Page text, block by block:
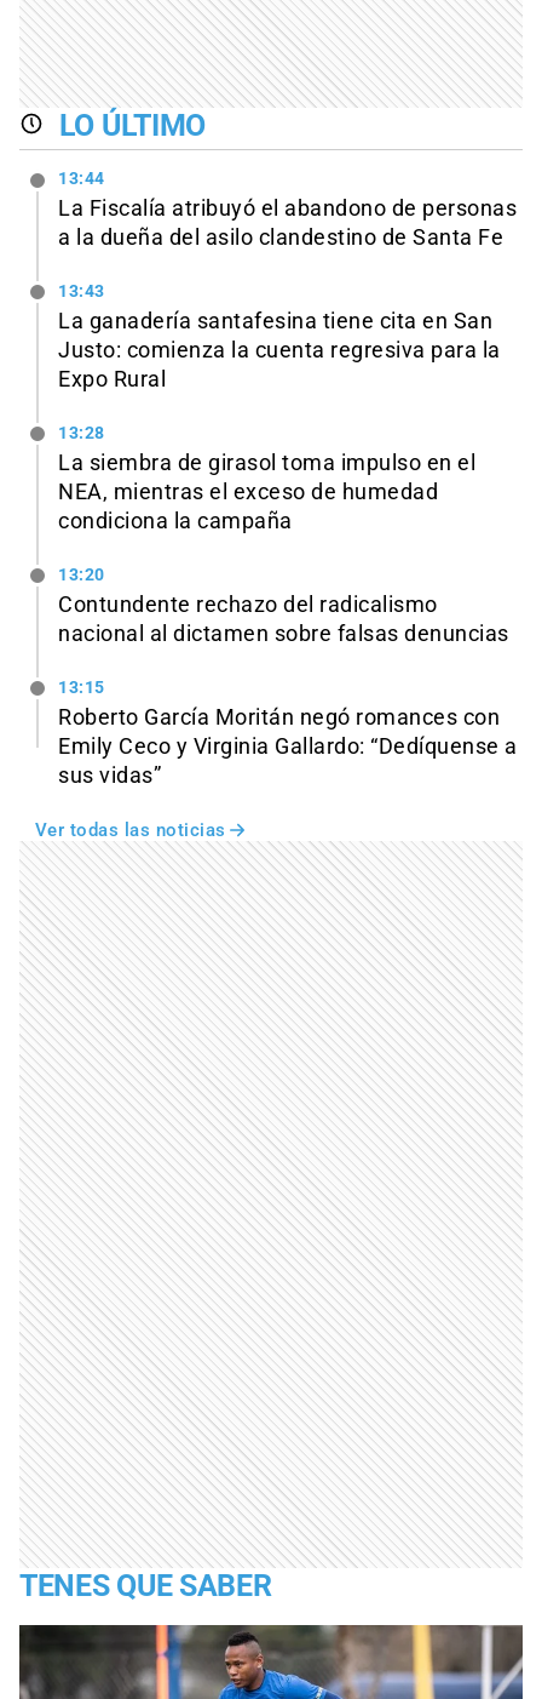
LO ÚLTIMO
13:44
La Fiscalía atribuyó el abandono de personas
a la dueña del asilo clandestino de Santa Fe
13:43
La ganadería santafesina tiene cita en San
Justo: comienza la cuenta regresiva para la
Expo Rural
13:28
La siembra de girasol toma impulso en el
NEA, mientras el exceso de humedad
condiciona la campaña
13:20
Contundente rechazo del radicalismo
nacional al dictamen sobre falsas denuncias
13:15
Roberto García Moritán negó romances con
Emily Ceco y Virginia Gallardo: “Dedíquense a
sus vidas”
Ver todas las noticias
TENES QUE SABER